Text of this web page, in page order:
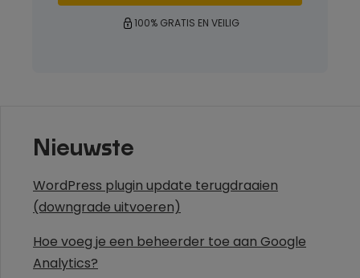
100% GRATIS EN VEILIG
Nieuwste
WordPress plugin update terugdraaien
(downgrade uitvoeren)
Hoe voeg je een beheerder toe aan Google
Analytics?